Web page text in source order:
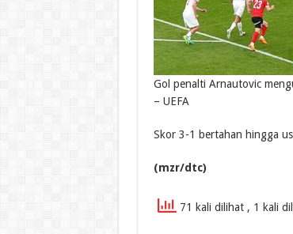
Gol penalti Arnautovic
– UEFA
Skor 3-1 bertahan hingga
(mzr/dtc)
71 kali dilihat , 1 kali